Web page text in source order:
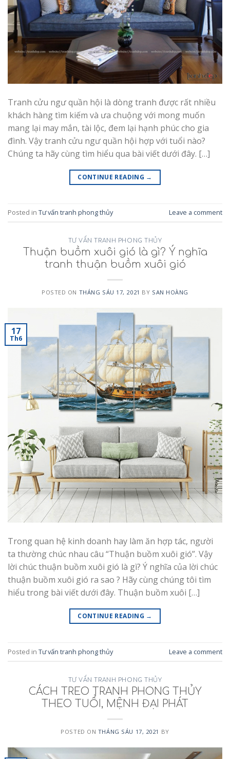
Tranh cửu ngư quần hội là dòng tranh được rất nhiều
khách hàng tìm kiếm và ưa chuộng với mong muốn
mang lại may mắn, tài lộc, đem lại hạnh phúc cho gia
đình. Vậy tranh cửu ngư quần hội hợp với tuổi nào?
Chúng ta hãy cùng tìm hiểu qua bài viết dưới đây. […]
CONTINUE READING →
Posted in Tư vấn tranh phong thủy Leave a comment
TƯ VẤN TRANH PHONG THỦY
Thuận buồm xuôi gió là gì? Ý nghĩa
tranh thuận buồm xuôi gió
POSTED ON THÁNG SÁU 17, 2021 BY SAN HOÀNG
17
Th6
Trong quan hệ kinh doanh hay làm ăn hợp tác, người
ta thường chúc nhau câu “Thuận buồm xuôi gió”. Vậy
lời chúc thuận buồm xuôi gió là gì? Ý nghĩa của lời chúc
thuận buồm xuôi gió ra sao ? Hãy cùng chúng tôi tìm
hiểu trong bài viết dưới đây. Thuận buồm xuôi […]
CONTINUE READING →
Posted in Tư vấn tranh phong thủy Leave a comment
TƯ VẤN TRANH PHONG THỦY
CÁCH TREO TRANH PHONG THỦY
THEO TUỔI, MỆNH ĐẠI PHÁT
POSTED ON THÁNG SÁU 17, 2021 BY